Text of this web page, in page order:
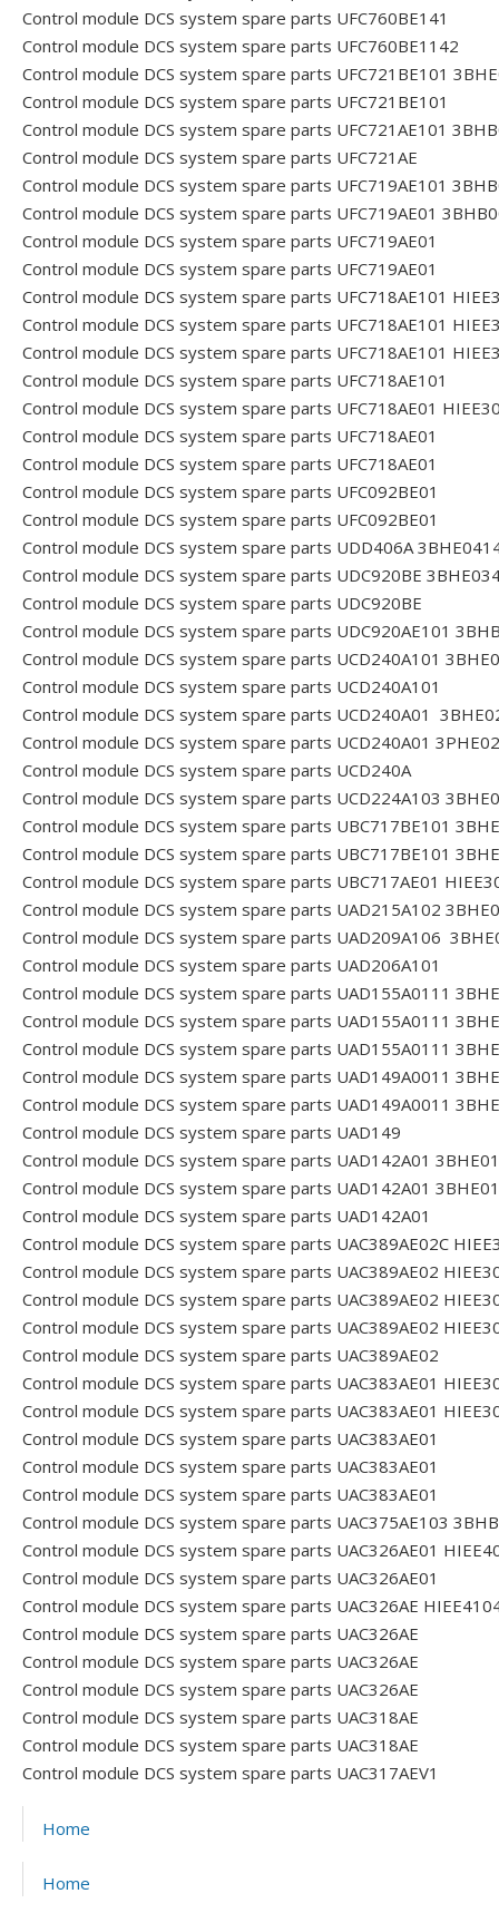
Control module DCS system spare parts UFC760BE141
Control module DCS system spare parts UFC760BE1142
Control module DCS system spare parts UFC721BE101
Control module DCS system spare parts UFC721BE101
Control module DCS system spare parts UFC721AE101
Control module DCS system spare parts UFC721AE
Control module DCS system spare parts UFC719AE101
Control module DCS system spare parts UFC719AE01
Control module DCS system spare parts UFC719AE01
Control module DCS system spare parts UFC719AE01
Control module DCS system spare parts UFC718AE101
Control module DCS system spare parts UFC718AE101
Control module DCS system spare parts UFC718AE101
Control module DCS system spare parts UFC718AE101
Control module DCS system spare parts UFC718AE01
Control module DCS system spare parts UFC718AE01
Control module DCS system spare parts UFC718AE01
Control module DCS system spare parts UFC092BE01
Control module DCS system spare parts UFC092BE01
Control module DCS system spare parts UDD406A
Control module DCS system spare parts UDC920BE
Control module DCS system spare parts UDC920BE
Control module DCS system spare parts UDC920AE101
Control module DCS system spare parts UCD240A101
Control module DCS system spare parts UCD240A101
Control module DCS system spare parts UCD240A01
Control module DCS system spare parts UCD240A01
Control module DCS system spare parts UCD240A
Control module DCS system spare parts UCD224A103
Control module DCS system spare parts UBC717BE101
Control module DCS system spare parts UBC717BE101
Control module DCS system spare parts UBC717AE01
Control module DCS system spare parts UAD215A102
Control module DCS system spare parts UAD209A106
Control module DCS system spare parts UAD206A101
Control module DCS system spare parts UAD155A0111
Control module DCS system spare parts UAD155A0111
Control module DCS system spare parts UAD155A0111
Control module DCS system spare parts UAD149A0011
Control module DCS system spare parts UAD149A0011
Control module DCS system spare parts UAD149
Control module DCS system spare parts UAD142A01
Control module DCS system spare parts UAD142A01
Control module DCS system spare parts UAD142A01
Control module DCS system spare parts UAC389AE02C
Control module DCS system spare parts UAC389AE02
Control module DCS system spare parts UAC389AE02
Control module DCS system spare parts UAC389AE02
Control module DCS system spare parts UAC389AE02
Control module DCS system spare parts UAC383AE01
Control module DCS system spare parts UAC383AE01
Control module DCS system spare parts UAC383AE01
Control module DCS system spare parts UAC383AE01
Control module DCS system spare parts UAC383AE01
Control module DCS system spare parts UAC375AE103
Control module DCS system spare parts UAC326AE01
Control module DCS system spare parts UAC326AE01
Control module DCS system spare parts UAC326AE
Control module DCS system spare parts UAC326AE
Control module DCS system spare parts UAC326AE
Control module DCS system spare parts UAC326AE
Control module DCS system spare parts UAC318AE
Control module DCS system spare parts UAC318AE
Control module DCS system spare parts UAC317AEV1
Home
Home